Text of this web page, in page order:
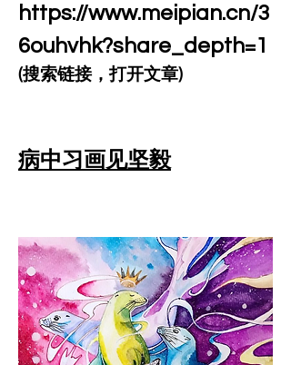
https://www.meipian.cn/3
6ouhvhk?share_depth=1
(搜索链接，打开文章)
病中习画见坚毅